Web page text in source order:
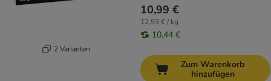
2 Varianten
10,99 €
12,93 € / kg
10,44 €
Zum Warenkorb
hinzufügen